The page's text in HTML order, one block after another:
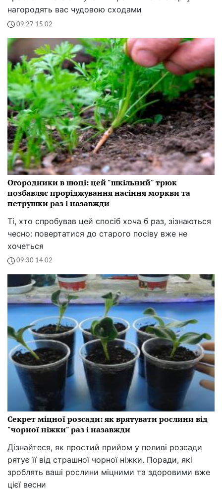
нагородять вас чудовою сходами
09:27 15.02
Огородники в шоці: цей "шкільний" трюк
позбавляє проріджування насіння моркви та
петрушки раз і назавжди
Ті, хто спробував цей спосіб хоча б раз, зізнаються
чесно: повертатися до старого посіву вже не
хочеться
09:30 14.02
Секрет міцної розсади: як врятувати рослини від
"чорної ніжки" раз і назавжди
Дізнайтеся, як простий прийом у поливі розсади
рятує її від страшної чорної ніжки. Поради, які
зроблять ваші рослини міцними та здоровими вже
цієї весни